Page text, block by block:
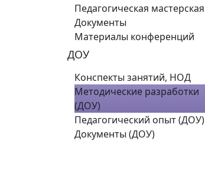
Педагогическая мастерская
Документы
Материалы конференций
ДОУ
Конспекты занятий, НОД
Методические разработки
(ДОУ)
Педагогический опыт (ДОУ)
Документы (ДОУ)